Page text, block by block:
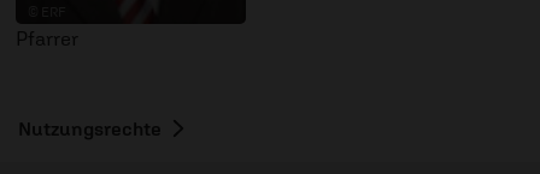
Pfarrer
Nutzungsrechte